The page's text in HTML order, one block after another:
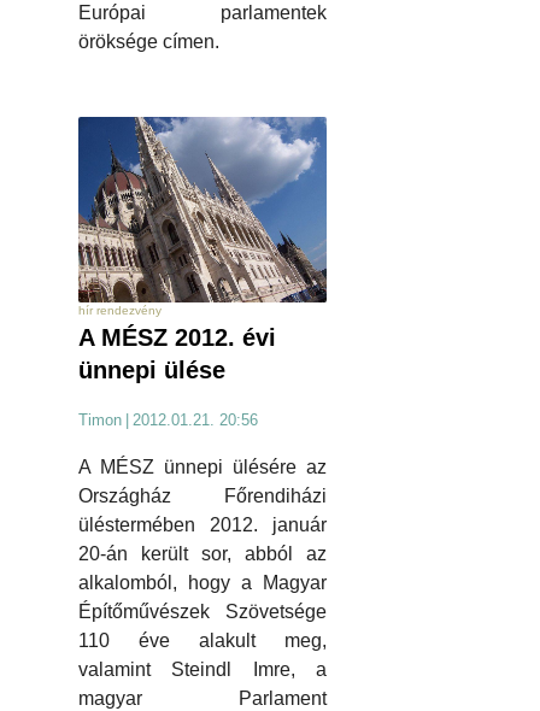
Európai parlamentek
öröksége címen.
hír rendezvény
A MÉSZ 2012. évi
ünnepi ülése
Timon 2012.01.21. 20:56
A MÉSZ ünnepi ülésére az
Országház Főrendiházi
üléstermében 2012. január
20-án került sor, abból az
alkalomból, hogy a Magyar
Építőművészek Szövetsége
110 éve alakult meg,
valamint Steindl Imre, a
magyar Parlament